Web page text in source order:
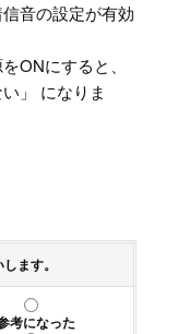
音の設定が有効
ONにすると、
」 になりま
ます。
考になった